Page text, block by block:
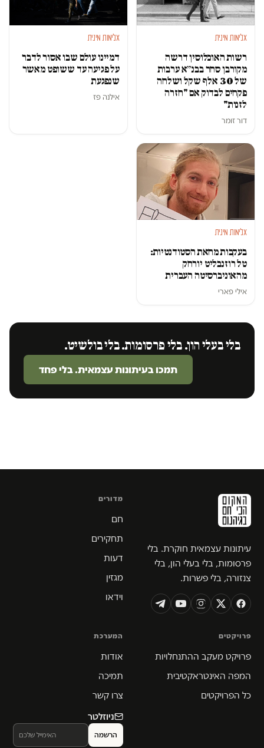
אלימות מינית
רשות האוכלוסין דרשה
מקורבן סחר בבנ״א ערבות
של 30 אלף שקל ושלחה
פקחים לבדוק אם "חזרה
לזנות"
דור זומר
אלימות מינית
דמיינו עולם שבו אסור לדבר
על פגיעה עד ששופט מאשר
שנפגעת
אילנה פז
אלימות מינית
בעקבות מחאת הסטודנטיות:
טל רוזנבליט יורחק
מהאוניברסיטה העברית
אילי פארי
בלי בעלי הון. בלי פרסומות. בלי בולשיט.
תמכו בעיתונות עצמאית. בלי פחד
עיתונות עצמאית חוקרת. בלי
פרסומות, בלי בעלי הון, בלי
צנזורה, בלי פשרות.
מדורים
חם
תחקירים
דעות
מגזין
וידאו
פרויקטים
פרויקט מעקב ההתנחלויות
המפה האינטראקטיבית
כל הפרויקטים
המערכת
אודות
תמיכה
צרו קשר
ניוזלטר